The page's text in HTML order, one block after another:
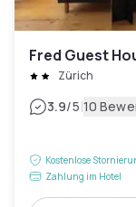
Fred Guest
Zürich
3.9/5|10
Kostenlose
Zahlung im Hotel